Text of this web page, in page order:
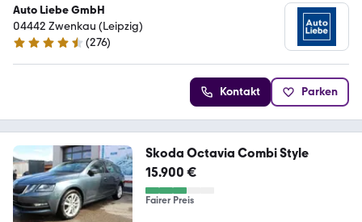
Auto Liebe GmbH
04442 Zwenkau (Leipzig)
4.6 Sterne
(276)
Kontakt Parken
Skoda Octavia Combi Style
15.900 €
Fairer Preis